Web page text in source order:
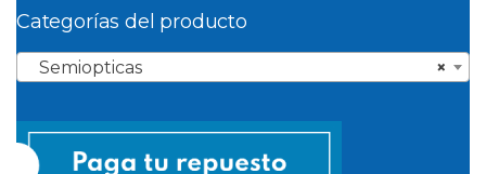
Categorías del producto
×
Semiopticas